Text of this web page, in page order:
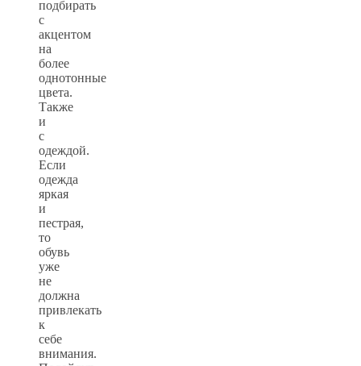
подбирать
с
акцентом
на
более
однотонные
цвета.
Также
и
с
одеждой.
Если
одежда
яркая
и
пестрая,
то
обувь
уже
не
должна
привлекать
к
себе
внимания.